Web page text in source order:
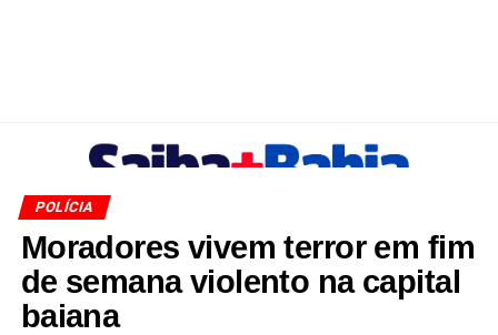
POLÍCIA
Moradores vivem terror em fim
de semana violento na capital
baiana